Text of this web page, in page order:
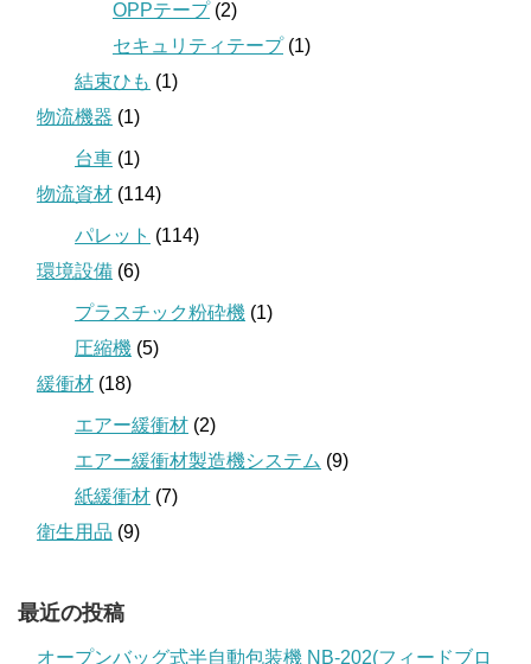
OPPテープ(2)
セキュリティテープ(1)
結束ひも (1)
物流機器 (1)
台車 (1)
物流資材 (114)
パレット (114)
環境設備 (6)
プラスチック粉砕機 (1)
圧縮機 (5)
緩衝材 (18)
エアー緩衝材 (2)
エアー緩衝材製造機システム (9)
紙緩衝材 (7)
衛生用品 (9)
最近の投稿
オープンバッグ式半自動包装機 NB-202(フィードブロ